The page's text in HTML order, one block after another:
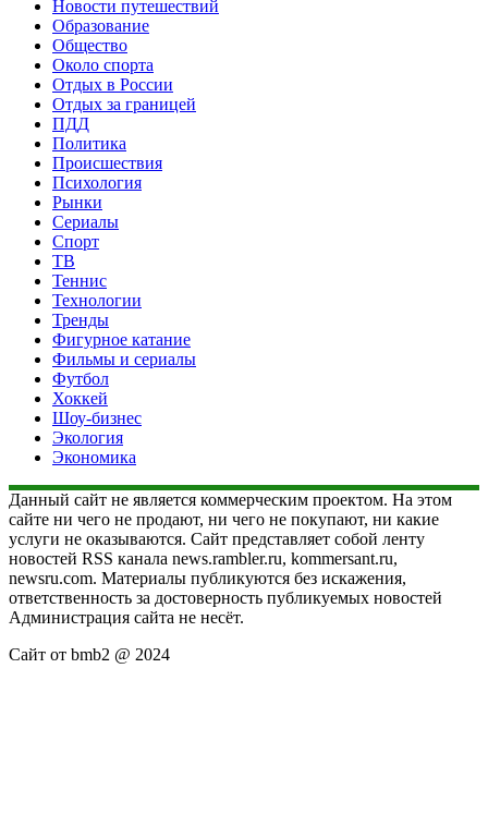
Новости путешествий
Образование
Общество
Около спорта
Отдых в России
Отдых за границей
ПДД
Политика
Происшествия
Психология
Рынки
Сериалы
Спорт
ТВ
Теннис
Технологии
Тренды
Фигурное катание
Фильмы и сериалы
Футбол
Хоккей
Шоу-бизнес
Экология
Экономика
Данный сайт не является коммерческим проектом. На этом
сайте ни чего не продают, ни чего не покупают, ни какие
услуги не оказываются. Сайт представляет собой ленту
новостей RSS канала news.rambler.ru, kommersant.ru,
newsru.com. Материалы публикуются без искажения,
ответственность за достоверность публикуемых новостей
Администрация сайта не несёт.
Сайт от bmb2 @ 2024